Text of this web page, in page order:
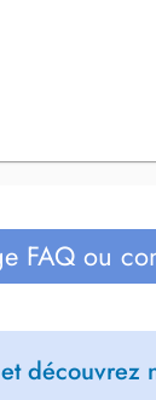
FAQ ou
découvrez